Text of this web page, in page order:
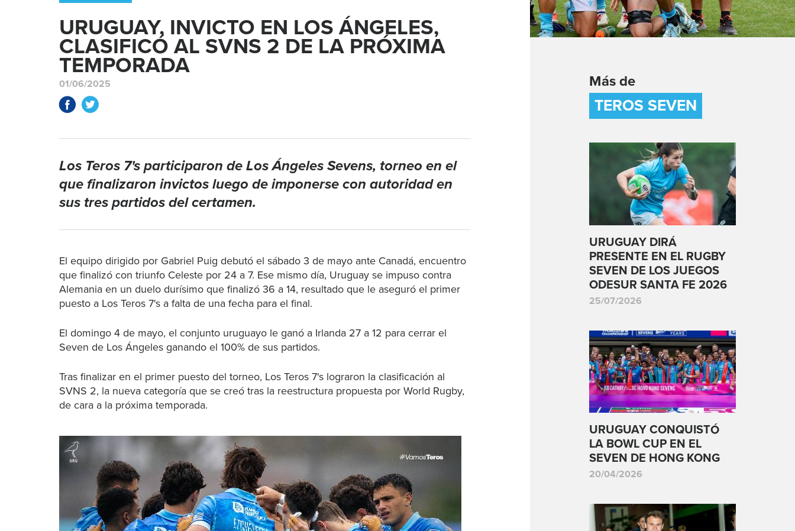
URUGUAY, INVICTO EN LOS ÁNGELES,
CLASIFICÓ AL SVNS 2 DE LA PRÓXIMA
TEMPORADA
01/06/2025
Los Teros 7's participaron de Los Ángeles Sevens, torneo en el
que finalizaron invictos luego de imponerse con autoridad en
sus tres partidos del certamen.
El equipo dirigido por Gabriel Puig debutó el sábado 3 de mayo ante Canadá, encuentro
que finalizó con triunfo Celeste por 24 a 7. Ese mismo día, Uruguay se impuso contra
Alemania en un duelo durísimo que finalizó 36 a 14, resultado que le aseguró el primer
puesto a Los Teros 7's a falta de una fecha para el final.
El domingo 4 de mayo, el conjunto uruguayo le ganó a Irlanda 27 a 12 para cerrar el
Seven de Los Ángeles ganando el 100% de sus partidos.
Tras finalizar en el primer puesto del torneo, Los Teros 7's lograron la clasificación al
SVNS 2, la nueva categoría que se creó tras la reestructura propuesta por World Rugby,
de cara a la próxima temporada.
Más de
TEROS SEVEN
URUGUAY DIRÁ
PRESENTE EN EL RUGBY
SEVEN DE LOS JUEGOS
ODESUR SANTA FE 2026
25/07/2026
URUGUAY CONQUISTÓ
LA BOWL CUP EN EL
SEVEN DE HONG KONG
20/04/2026